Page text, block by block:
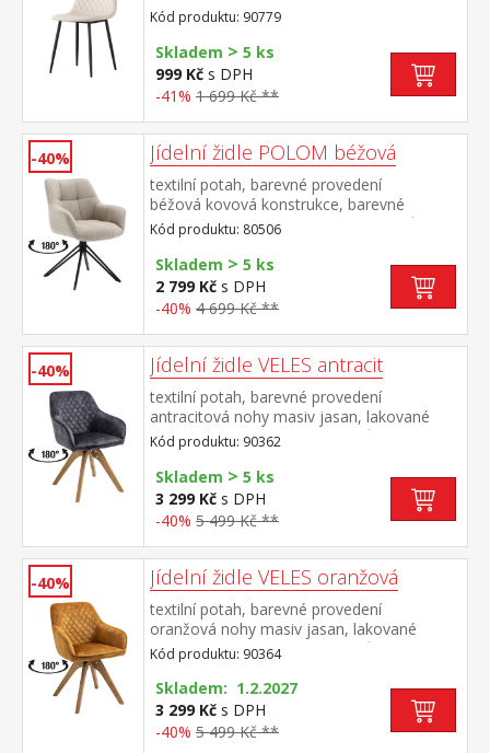
provedení černá výška sedu 48
cm doporučená nosnost do 120 kg
Kód produktu: 90779
Skladem > 5 ks
999 Kč s DPH
-41% 1 699 Kč **
-40% Jídelní židle POLOM béžová
textilní potah, barevné provedení
béžová kovová konstrukce, barevné
provedení černá otočná o 180 stupňů výška
sedu 50 cm doporučená nosnost do 120 kg
Kód produktu: 80506
Skladem > 5 ks
2 799 Kč s DPH
-40% 4 699 Kč **
-40% Jídelní židle VELES antracit
textilní potah, barevné provedení
antracitová nohy masiv jasan, lakované
provedení otočná o 180 stupňů výška sedu
47 cm doporučená nosnost do 120 kg
Kód produktu: 90362
Skladem > 5 ks
3 299 Kč s DPH
-40% 5 499 Kč **
-40% Jídelní židle VELES oranžová
textilní potah, barevné provedení
oranžová nohy masiv jasan, lakované
provedení otočná o 180 stupňů výška sedu
47 cm doporučená nosnost do 120 kg
Kód produktu: 90364
Skladem: 1.2.2027
3 299 Kč s DPH
-40% 5 499 Kč **